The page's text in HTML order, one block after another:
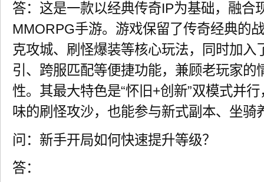
答：这是一款以经典传奇IP为基础，融合
MMORPG手游。游戏保留了传奇经典的
克攻城、刷怪爆装等核心玩法，同时加入
引、跨服匹配等便捷功能，兼顾老玩家的
性。其最大特色是“怀旧+创新”双模式并
味的刷怪攻沙，也能参与新式副本、坐骑
问：新手开局如何快速提升等级？
答：